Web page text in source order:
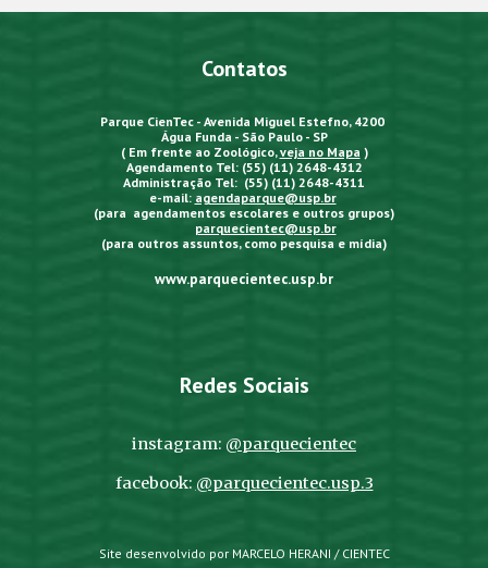
Contatos
Parque CienTec - Avenida Miguel Estefno, 4200
Água Funda - São Paulo - SP
( Em frente ao Zoológico,veja no Mapa )
Agendamento Tel: (55) (11) 2648-4312
Administração Tel: (55) (11) 2648-4311
e-mail: agendaparque@usp.br
(para agendamentos escolares e outros grupos)
parquecientec@usp.br
(para outros assuntos, como pesquisa e mídia)
www.parquecientec.usp.br
Redes Sociais
instagram: @parquecientec
facebook: @parquecientec.usp.3
Site desenvolvido por MARCELO HERANI / CIENTEC